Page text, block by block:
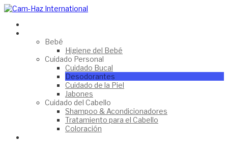
Bebé
Higiene del Bebé
Cuidado Personal
Cuidado Bucal
Desodorantes
Cuidado de la Piel
Jabones
Cuidado del Cabello
Shampoo & Acondicionadores
Tratamiento para el Cabello
Coloración